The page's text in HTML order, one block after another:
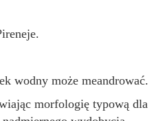
wodny może meandrować.
morfologię typową dla